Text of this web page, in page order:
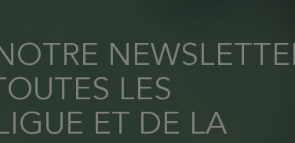
LES
ET DE LA